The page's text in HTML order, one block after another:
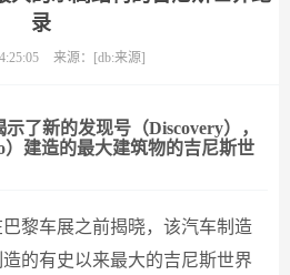
录
来源：[db:来源]
了新的发现号（Discovery），
建造的最大建筑物的吉尼斯世
黎车展之前揭晓，该汽车制造
的有史以来最大的吉尼斯世界